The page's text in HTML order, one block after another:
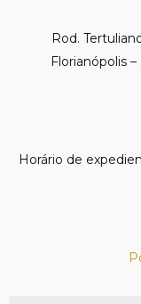
Rod.
Florianópolis
Horário de